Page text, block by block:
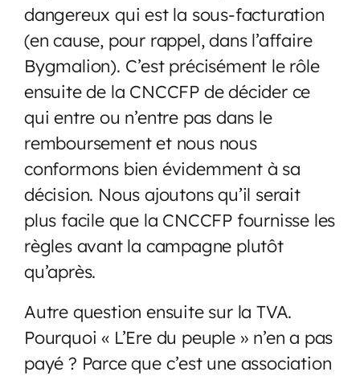
dangereux qui est la sous-facturation
(en cause, pour rappel, dans l’affaire
Bygmalion). C’est précisément le rôle
ensuite de la CNCCFP de décider ce
qui entre ou n’entre pas dans le
remboursement et nous nous
conformons bien évidemment à sa
décision. Nous ajoutons qu’il serait
plus facile que la CNCCFP fournisse les
règles avant la campagne plutôt
qu’après.
Autre question ensuite sur la TVA.
Pourquoi « L’Ere du peuple » n’en a pas
payé ? Parce que c’est une association